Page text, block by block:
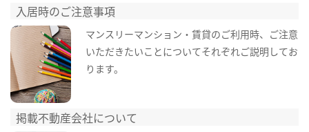
入居時のご注意事項
マンスリーマンション・賃貸のご利用時、ご注意
いただきたいことについてそれぞれご説明してお
ります。
掲載不動産会社について